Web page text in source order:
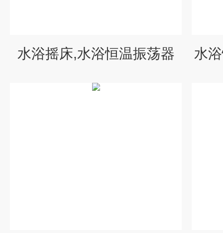
水浴摇床,水浴恒温振荡器 水